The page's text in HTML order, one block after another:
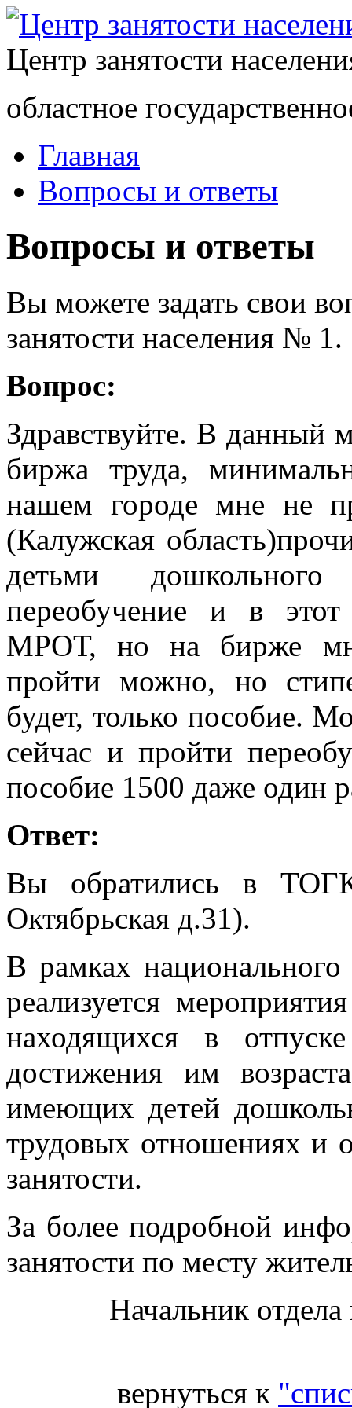
Центр занятости
областное
Главная
Вопросы и ответы
Вопросы и ответы
Вы можете задать свои
занятости населения № 1.
Вопрос:
Здравствуйте. В данный
биржа труда,
нашем городе мне не
(Калужская
детьми
переобучение и в
МРОТ, но на бирже мне
пройти можно, но
будет, только пособие.
сейчас и пройти
пособие 1500 даже один
Ответ:
Вы обратились в
Октябрьская д.31).
В рамках
реализуется
находящихся в
достижения им
имеющих детей
трудовых отношениях и
занятости.
За более подробной
занятости по месту
Начальник
вернуться к